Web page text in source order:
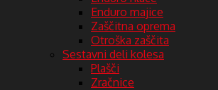
Enduro majice
Zaščitna oprema
Otroška zaščita
Sestavni deli kolesa
Plašči
Zračnice